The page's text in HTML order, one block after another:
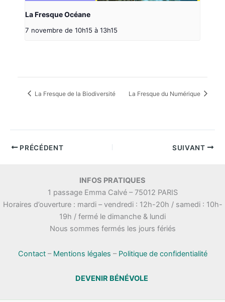
La Fresque Océane
7 novembre de 10h15 à 13h15
La Fresque de la Biodiversité La Fresque du Numérique
PRÉCÉDENT SUIVANT
INFOS PRATIQUES
1 passage Emma Calvé – 75012 PARIS
Horaires d’ouverture : mardi – vendredi : 12h-20h / samedi : 10h-
19h / fermé le dimanche & lundi
Nous sommes fermés les jours fériés
Contact– Mentions légales – Politique de confidentialité
DEVENIR BÉNÉVOLE